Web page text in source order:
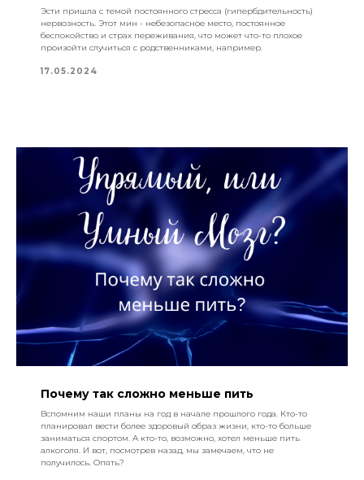
Эсти пришла с темой постоянного стресса (гипербдительность)
нервозность. Этот мин - небезопасное место, постоянное
беспокойство и страх переживания, что может что-то плохое
произойти случиться с родственниками, например.
17.05.2024
Почему так сложно меньше пить
Вспомним наши планы на год в начале прошлого года. Кто-то
планировал вести более здоровый образ жизни, кто-то больше
заниматься спортом. А кто-то, возможно, хотел меньше пить
алкоголя. И вот, посмотрев назад, мы замечаем, что не
получилось. Опять?